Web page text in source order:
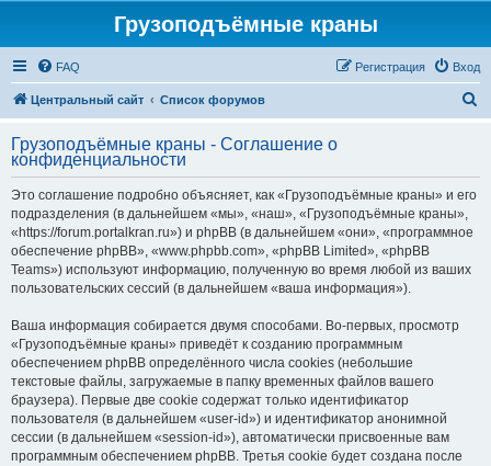
Грузоподъёмные краны
FAQ Вход
Регистрация
Центральный сайт Список форумов
с
Грузоподъёмные краны - Соглашение о
конфиденциальности
Это соглашение подробно объясняет, как «Грузоподъёмные краны» и его
подразделения (в дальнейшем «мы», «наш», «Грузоподъёмные краны»,
«https://forum.portalkran.ru») и phpBB (в дальнейшем «они», «программное
обеспечение phpBB», «www.phpbb.com», «phpBB Limited», «phpBB
Teams») используют информацию, полученную во время любой из ваших
пользовательских сессий (в дальнейшем «ваша информация»).
Ваша информация собирается двумя способами. Во-первых, просмотр
«Грузоподъёмные краны» приведёт к созданию программным
обеспечением phpBB определённого числа cookies (небольшие
текстовые файлы, загружаемые в папку временных файлов вашего
браузера). Первые две cookie содержат только идентификатор
пользователя (в дальнейшем «user-id») и идентификатор анонимной
сессии (в дальнейшем «session-id»), автоматически присвоенные вам
программным обеспечением phpBB. Третья cookie будет создана после